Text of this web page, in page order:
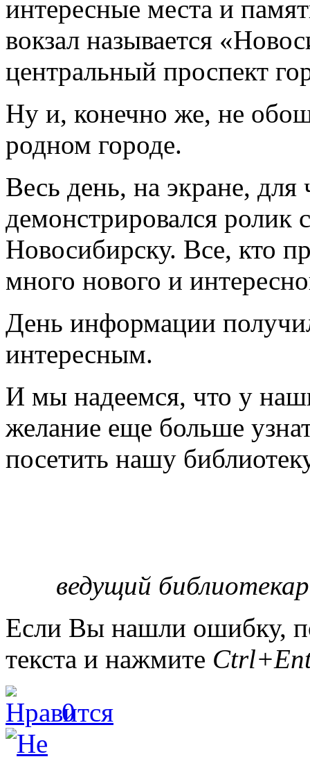
интересные места и
вокзал называется
центральный проспект
Ну и, конечно же, не
родном городе.
Весь день, на экране, для
демонстрировался ролик
Новосибирску. Все, кто
много нового и
День информации
интересным.
И мы надеемся, что у
желание еще больше
посетить нашу
ведущий
Если Вы нашли ошибку,
текста и нажмите
0